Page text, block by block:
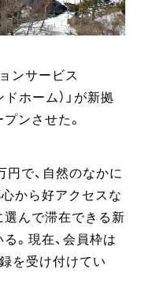
ンサービス
ホーム）」が新拠
ンさせた。
円で、自然のなかに
から好アクセスな
んで滞在できる新
。現在、会員枠は
を受け付けてい